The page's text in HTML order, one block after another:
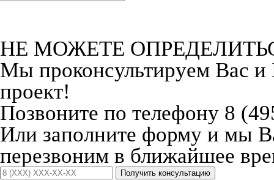
НЕ МОЖЕТЕ
Мы проконсультируем Вас
проект!
Позвоните по телефону 8
Или заполните форму и мы
перезвоним в ближайшее
Получить консультацию